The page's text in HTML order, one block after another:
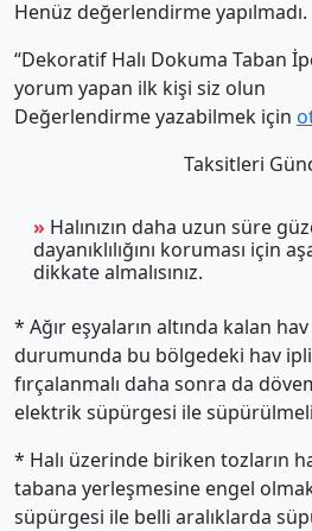
Henüz değerlendirme yapılmadı.
“Dekoratif Halı Dokuma Taban
yorum yapan ilk kişi siz olun
Değerlendirme yazabilmek için
Taksitleri
» Halınızın daha uzun süre
dayanıklılığını koruması için
dikkate almalısınız.
* Ağır eşyaların altında kalan
durumunda bu bölgedeki hav
fırçalanmalı daha sonra da
elektrik süpürgesi ile
* Halı üzerinde biriken tozların
tabana yerleşmesine engel
süpürgesi ile belli aralıklarda